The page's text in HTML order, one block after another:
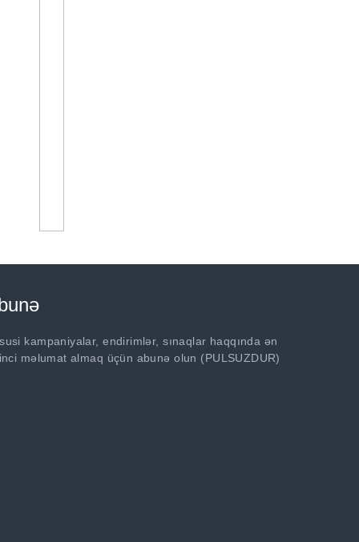
kampaniyalar, endirimlər, sınaqlar haqqında ən
məlumat almaq üçün abunə olun (PULSUZDUR)